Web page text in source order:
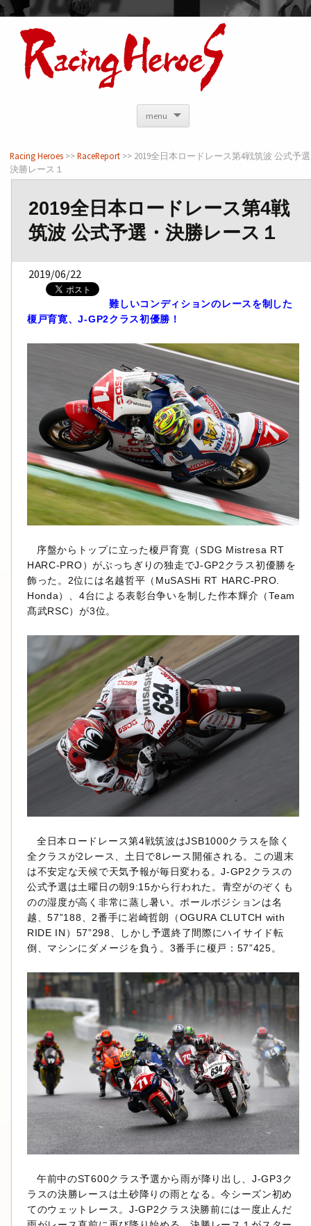
<
menu
Racing Heroes >>RaceReport >> 2019全日本ロードレース第4戦筑波 公式予
決勝レース１
2019全日本ロードレース第4戦
筑波 公式予選・決勝レース１
2019/06/22
難しいコンディションのレースを制した
榎戸育寛、J-GP2クラス初優勝！
序盤からトップに立った榎戸育寛（SDG Mistresa RT
HARC-PRO）がぶっちぎりの独走でJ-GP2クラス初優勝を
飾った。2位には名越哲平（MuSASHi RT HARC-PRO.
Honda）、4台による表彰台争いを制した作本輝介（Team
髙武RSC）が3位。
全日本ロードレース第4戦筑波はJSB1000クラスを除く
全クラスが2レース、土日で8レース開催される。この週末
は不安定な天候で天気予報が毎日変わる。J-GP2クラスの
公式予選は土曜日の朝9:15から行われた。青空がのぞくも
のの湿度が高く非常に蒸し暑い。ポールポジションは名
越、57”188、2番手に岩崎哲朗（OGURA CLUTCH with
RIDE IN）57”298、しかし予選終了間際にハイサイド転
倒、マシンにダメージを負う。3番手に榎戸：57”425。
午前中のST600クラス予選から雨が降り出し、J-GP3ク
ラスの決勝レースは土砂降りの雨となる。今シーズン初め
てのウェットレース。J-GP2クラス決勝前には一度止んだ